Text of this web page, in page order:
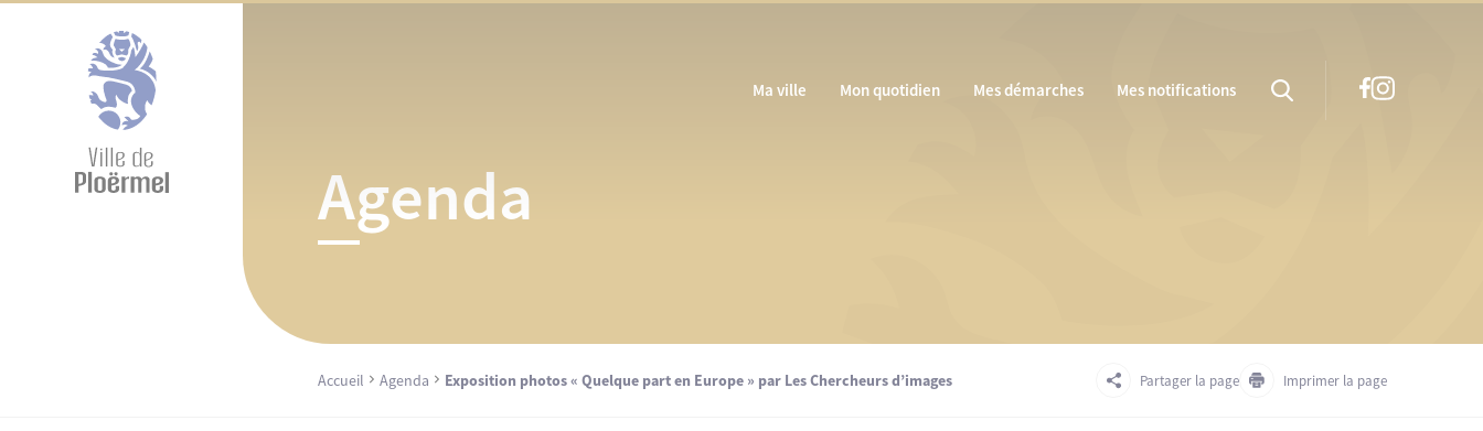
Ma ville Mon quotidien Mes démarches Mes notifications
Agenda
Accueil Agenda Exposition photos « Quelque part en Europe » par Les Chercheurs d’images Partager la page Imprimer la page